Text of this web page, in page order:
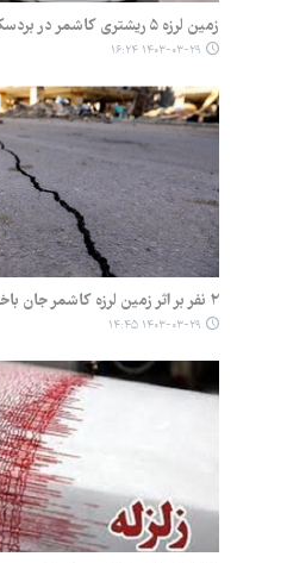
زمین لرزه ۵ ریشتری کاشمر در بردسکن هم احساس شد
۱۴۰۳-۰۳-۲۹ ۱۶:۲۴
۲ نفر بر اثر زمین لرزه کاشمر جان باختند
۱۴۰۳-۰۳-۲۹ ۱۴:۴۵